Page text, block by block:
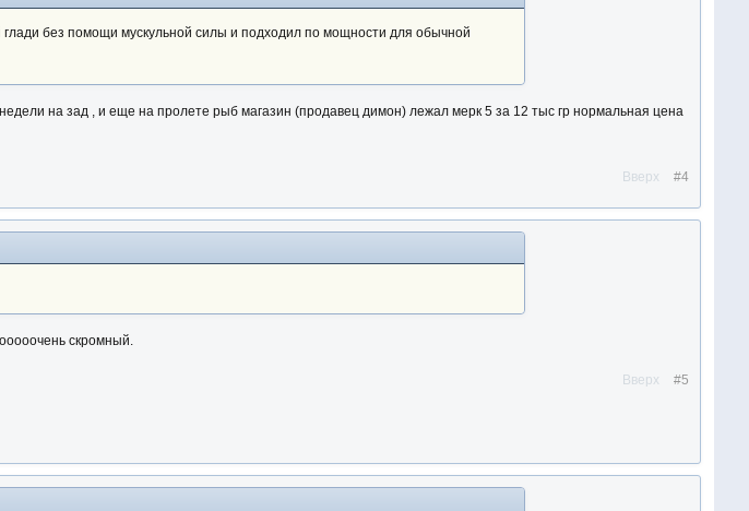
без помощи мускульной силы и подходил по мощности для обычной
на зад , и еще на пролете рыб магазин (продавец димон) лежал мерк 5 за 12 тыс гр нормальная цена
#4
Вверх
скромный.
#5
Вверх